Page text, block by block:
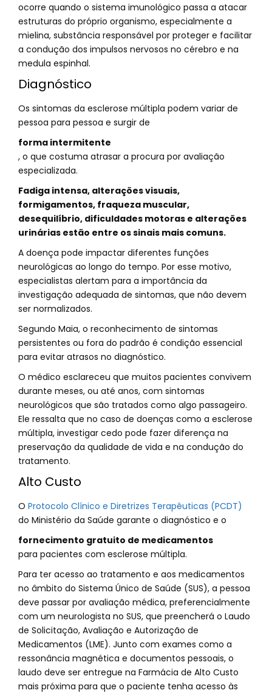
ocorre quando o sistema imunológico passa a atacar
estruturas do próprio organismo, especialmente a
mielina, substância responsável por proteger e facilitar
a condução dos impulsos nervosos no cérebro e na
medula espinhal.
Diagnóstico
Os sintomas da esclerose múltipla podem variar de
pessoa para pessoa e surgir de
forma intermitente
, o que costuma atrasar a procura por avaliação
especializada.
Fadiga intensa, alterações visuais,
formigamentos, fraqueza muscular,
desequilíbrio, dificuldades motoras e alterações
urinárias estão entre os sinais mais comuns.
A doença pode impactar diferentes funções
neurológicas ao longo do tempo. Por esse motivo,
especialistas alertam para a importância da
investigação adequada de sintomas, que não devem
ser normalizados.
Segundo Maia, o reconhecimento de sintomas
persistentes ou fora do padrão é condição essencial
para evitar atrasos no diagnóstico.
O médico esclareceu que muitos pacientes convivem
durante meses, ou até anos, com sintomas
neurológicos que são tratados como algo passageiro.
Ele ressalta que no caso de doenças como a esclerose
múltipla, investigar cedo pode fazer diferença na
preservação da qualidade de vida e na condução do
tratamento.
Alto Custo
O Protocolo Clínico e Diretrizes Terapêuticas (PCDT)
do Ministério da Saúde garante o diagnóstico e o
fornecimento gratuito de medicamentos
para pacientes com esclerose múltipla.
Para ter acesso ao tratamento e aos medicamentos
no âmbito do Sistema Único de Saúde (SUS), a pessoa
deve passar por avaliação médica, preferencialmente
com um neurologista no SUS, que preencherá o Laudo
de Solicitação, Avaliação e Autorização de
Medicamentos (LME). Junto com exames como a
ressonância magnética e documentos pessoais, o
laudo deve ser entregue na Farmácia de Alto Custo
mais próxima para que o paciente tenha acesso às